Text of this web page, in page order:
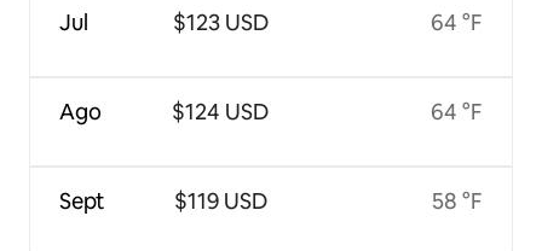
Jul
Ago
Sept
$123 USD
$124 USD
$119 USD
64 °F
64 °F
58 °F